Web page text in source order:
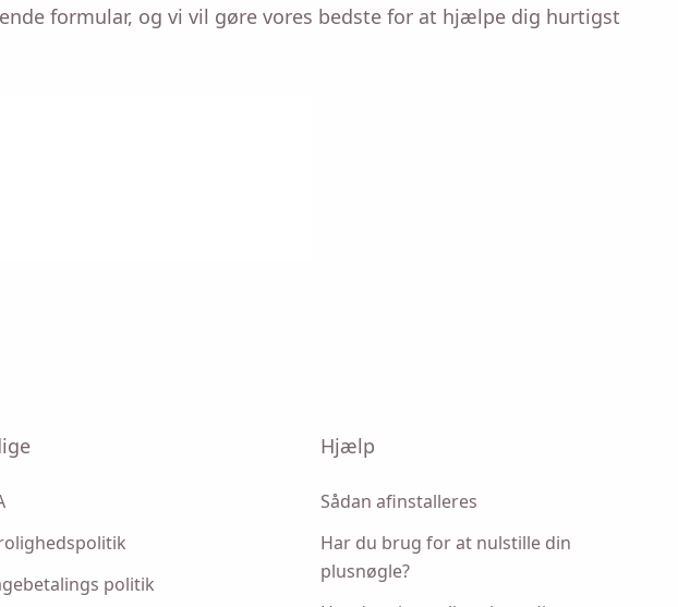
formular, og vi vil gøre vores bedste for at hjælpe dig hurtigst
politik
Hjælp
Sådan afinstalleres
Har du brug for at nulstille din
plusnøgle?